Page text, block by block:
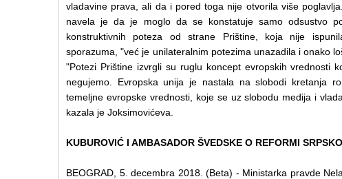
vladavine prava, ali da i pored toga nije otvorila više
navela je da je moglo da se konstatuje samo odsustvo
konstruktivnih poteza od strane Prištine, koja nije
sporazuma, "već je unilateralnim potezima unazadila i onako
"Potezi Prištine izvrgli su ruglu koncept evropskih vrednosti
negujemo. Evropska unija je nastala na slobodi kretanja
temeljne evropske vrednosti, koje se uz slobodu medija i
kazala je Joksimovićeva.
KUBUROVIĆ I AMBASADOR ŠVEDSKE O REFORMI
BEOGRAD, 5. decembra 2018. (Beta) - Ministarka pravde